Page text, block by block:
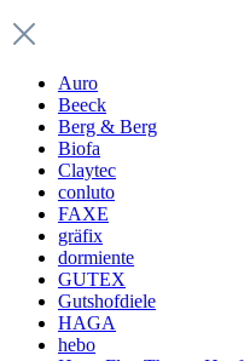
Auro
Beeck
Berg & Berg
Biofa
Claytec
conluto
FAXE
gräfix
dormiente
GUTEX
Gutshofdiele
HAGA
hebo